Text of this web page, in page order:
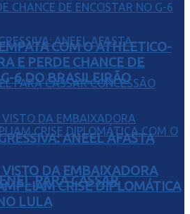
ANEEL AFASTA
PARA CASSAR
COM O ATHLETICO-
E PERDE CHANCE DE
6 DO BRASILEIRÃO
VISTO DA EMBAIXADORA
CRISE DIPLOMÁTICA
LULA